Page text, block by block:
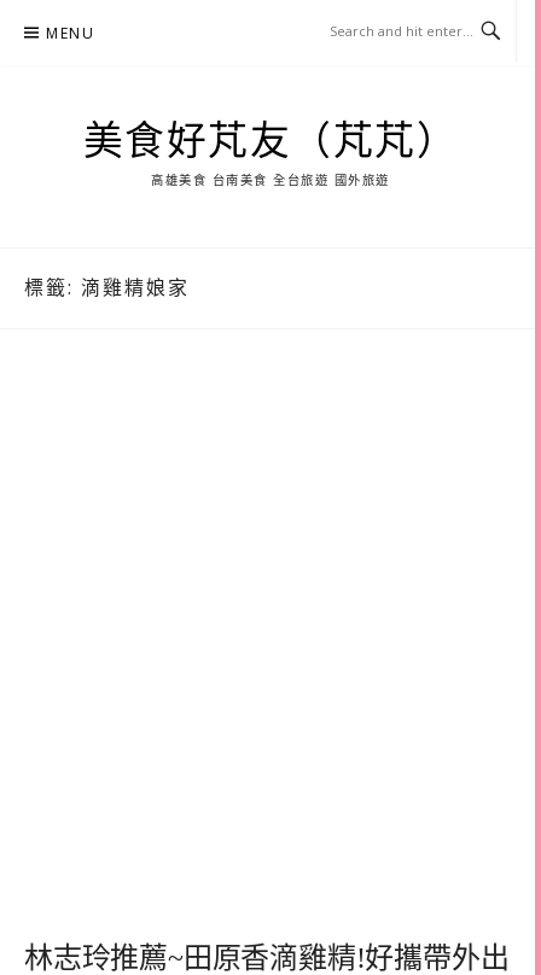
MENU
美食好芃友（芃芃）
高雄美食 台南美食 全台旅遊 國外旅遊
標籤: 滴雞精娘家
林志玲推薦~田原香滴雞精!好攜帶外出